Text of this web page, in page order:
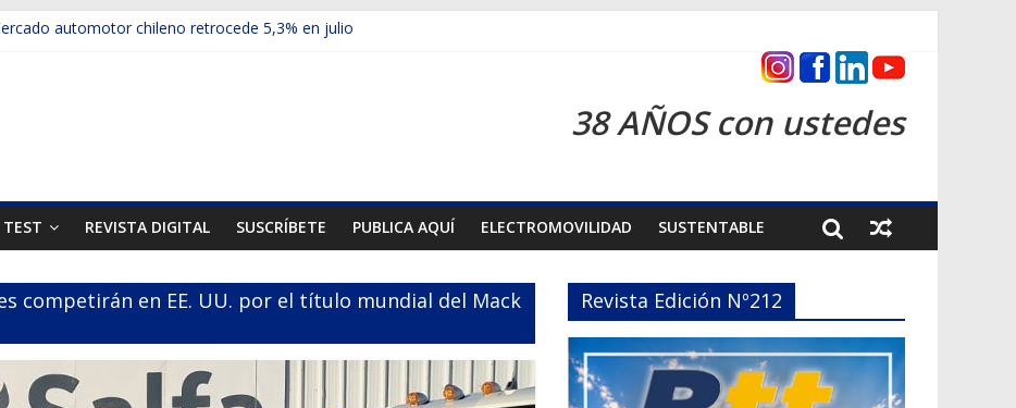
automotor chileno retrocede 5,3% en julio
Pick-ups presentó la recién estrenada Bolden en la Expo Compras Públicas 2026
primer mercado internacional en lanzar la nueva Maxus T70
38 AÑOS con ustedes
TEST REVISTA DIGITAL SUSCRÍBETE PUBLICA AQUÍ ELECTROMOVILIDAD SUSTENTABLE
competirán en EE. UU. por el título mundial del Mack
Revista Edición Nº212